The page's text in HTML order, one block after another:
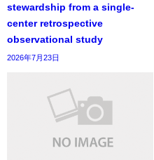
stewardship from a single-
center retrospective
observational study
2026年7月23日